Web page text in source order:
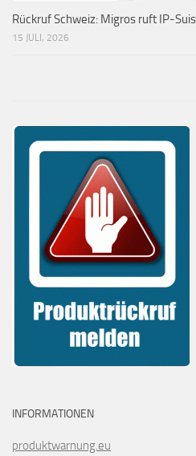
Rückruf Schweiz: Migros ruft IP-
15 JULI, 2026
INFORMATIONEN
produktwarnung.eu